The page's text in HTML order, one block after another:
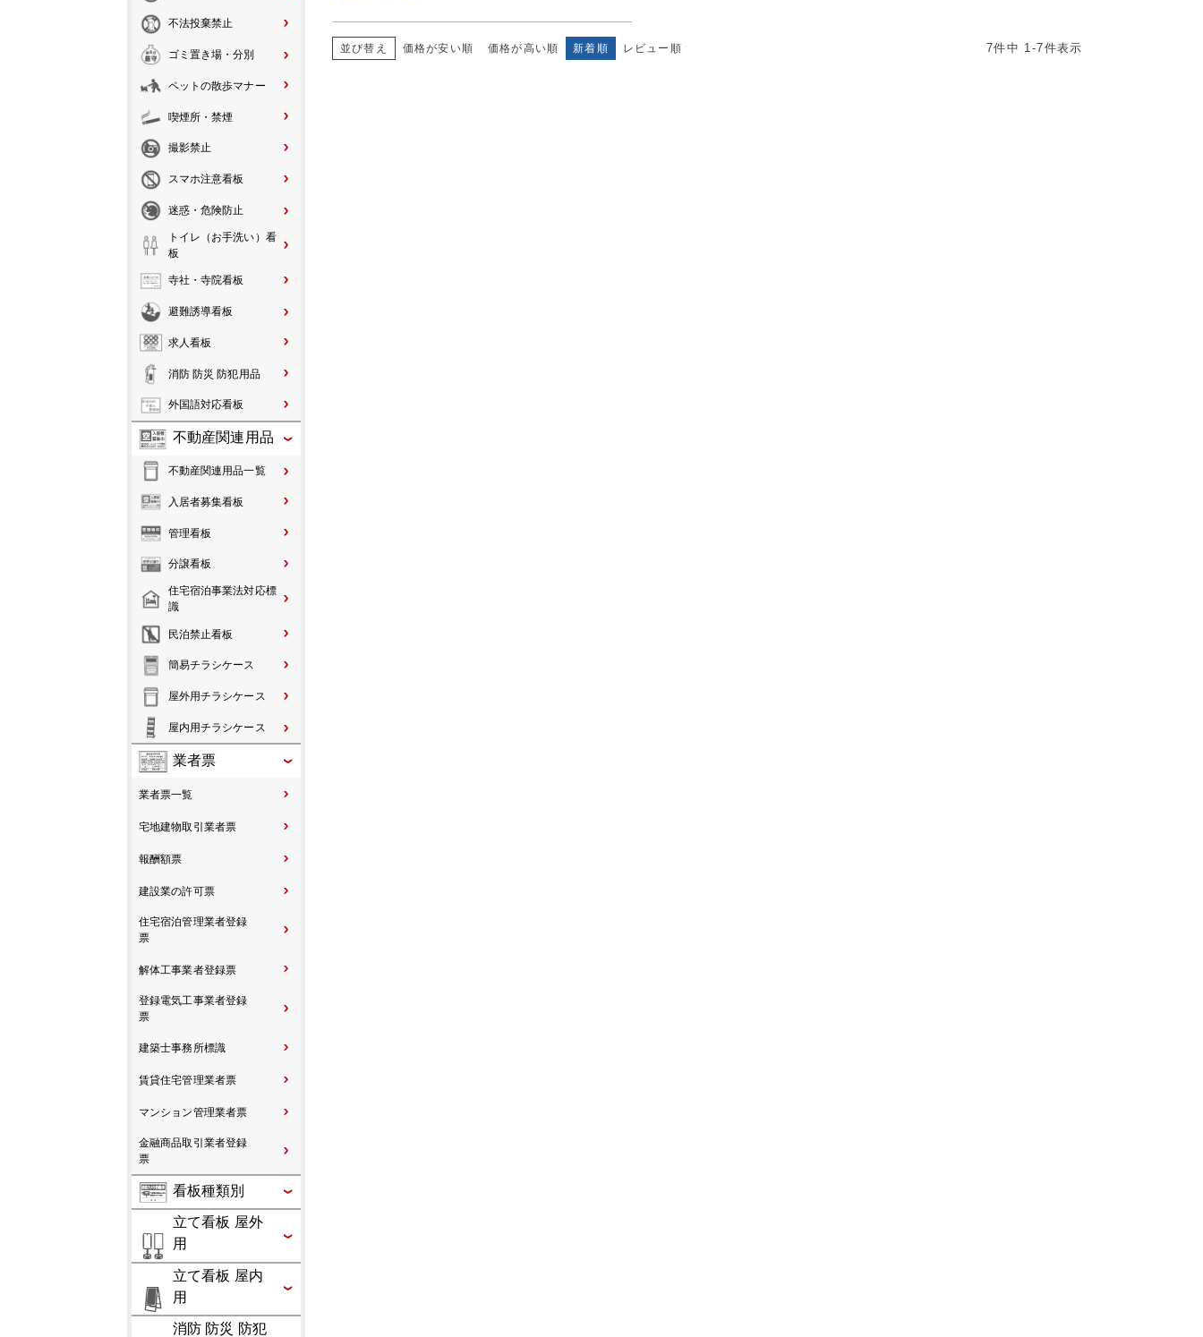
不法投棄禁止
ゴミ置き場・分別
ペットの散歩マナー
喫煙所・禁煙
撮影禁止
スマホ注意看板
迷惑・危険防止
トイレ（お手洗い）看
板
寺社・寺院看板
避難誘導看板
求人看板
消防 防災 防犯用品
外国語対応看板
不動産関連用品
不動産関連用品一覧
入居者募集看板
管理看板
分譲看板
住宅宿泊事業法対応標
識
民泊禁止看板
簡易チラシケース
屋外用チラシケース
屋内用チラシケース
業者票
業者票一覧
宅地建物取引業者票
報酬額票
建設業の許可票
住宅宿泊管理業者登録
票
解体工事業者登録票
登録電気工事業者登録
票
建築士事務所標識
賃貸住宅管理業者票
マンション管理業者票
金融商品取引業者登録
票
看板種類別
立て看板 屋外
用
立て看板 屋内
用
消防 防災 防犯
並び替え 価格が安い順 価格が高い順 新着順 レビュー順 7件中 1 -7件表示